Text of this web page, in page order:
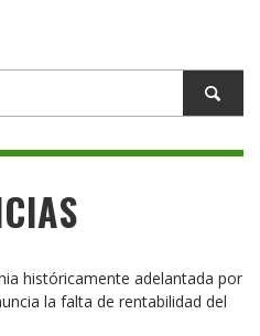
históricamente adelantada por
la falta de rentabilidad del